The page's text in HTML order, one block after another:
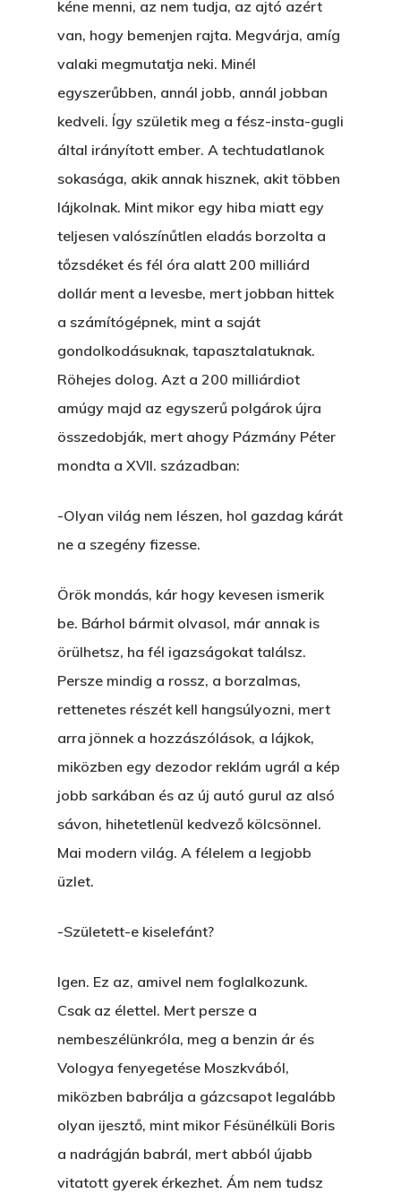
kéne menni, az nem tudja, az ajtó azért
van, hogy bemenjen rajta. Megvárja, amíg
valaki megmutatja neki. Minél
egyszerűbben, annál jobb, annál jobban
kedveli. Így születik meg a fész-insta-gugli
által irányított ember. A techtudatlanok
sokasága, akik annak hisznek, akit többen
lájkolnak. Mint mikor egy hiba miatt egy
teljesen valószínűtlen eladás borzolta a
tőzsdéket és fél óra alatt 200 milliárd
dollár ment a levesbe, mert jobban hittek
a számítógépnek, mint a saját
gondolkodásuknak, tapasztalatuknak.
Röhejes dolog. Azt a 200 milliárdiot
amúgy majd az egyszerű polgárok újra
összedobják, mert ahogy Pázmány Péter
mondta a XVII. században:
-Olyan világ nem lészen, hol gazdag kárát
ne a szegény fizesse.
Örök mondás, kár hogy kevesen ismerik
be. Bárhol bármit olvasol, már annak is
örülhetsz, ha fél igazságokat találsz.
Persze mindig a rossz, a borzalmas,
rettenetes részét kell hangsúlyozni, mert
arra jönnek a hozzászólások, a lájkok,
miközben egy dezodor reklám ugrál a kép
jobb sarkában és az új autó gurul az alsó
sávon, hihetetlenül kedvező kölcsönnel.
Mai modern világ. A félelem a legjobb
üzlet.
-Született-e kiselefánt?
Igen. Ez az, amivel nem foglalkozunk.
Csak az élettel. Mert persze a
nembeszélünkróla, meg a benzin ár és
Vologya fenyegetése Moszkvából,
miközben babrálja a gázcsapot legalább
olyan ijesztő, mint mikor Fésünélküli Boris
a nadrágján babrál, mert abból újabb
vitatott gyerek érkezhet. Ám nem tudsz